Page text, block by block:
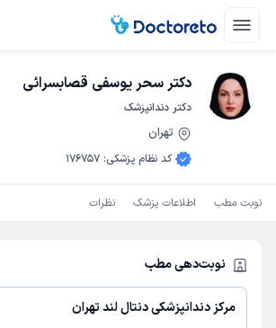
دکتر سحر یوسفی قصابسرائی
دکتر دندانپزشک
تهران
کد نظام پزشکی:
176757
نوبت مطب اطلاعات پزشک نظرات
نوبت‌دهی مطب
مرکز دندانپزشکی دنتال لند تهران